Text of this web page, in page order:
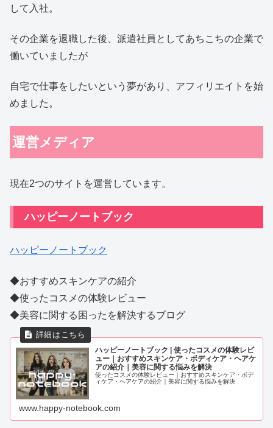
して入社。
その企業を退職した後、派遣社員としてあちこちの企業で
働いていましたが
自宅で仕事をしたいという夢があり、アフィリエイトを始
めました。
運営メディア
現在2つのサイトを運営しています。
ハッピーノートブック
ハッピーノートブック
◆おすすめスキンケアの紹介
◆使ったコスメの体験レビュー
◆美容に関する困ったを解決するブログ
ハッピーノートブック | 使ったコスメの体験レビ
ュー｜おすすめスキンケア・ボディケア・ヘアケ
アの紹介｜美容に関する悩みを解決
使ったコスメの体験レビュー｜おすすめスキンケア・ボデ
ィケア・ヘアケアの紹介｜美容に関する悩みを解決
www.happy-notebook.com